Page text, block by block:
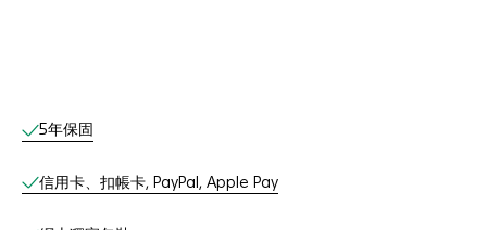
網上服務
5年保固
信用卡、扣帳卡, PayPal, Apple Pay